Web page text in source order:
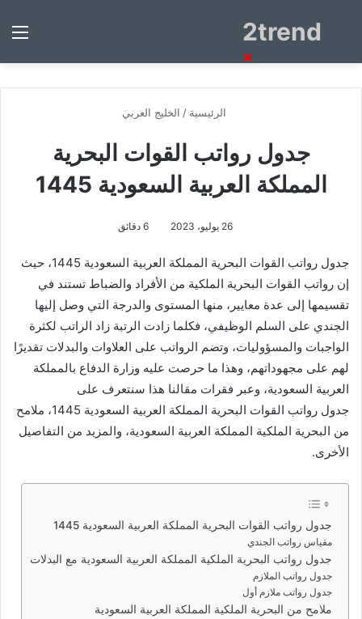
2trendبحث
الرئيسية / الخليج العربي
جدول رواتب القوات البحرية
المملكة العربية السعودية 1445
26 يوليو، 2023 6 دقائق
جدول رواتب القوات البحرية المملكة العربية السعودية 1445، حيث
إن رواتب القوات البحرية الملكية من الأفراد والضباط تستند في
تقسيمها إلى عدة معايير، منها المستوى والدرجة التي وصل إليها
الجندي على السلم الوظيفي، فكلما زادت الرتبة زاد الراتب لكثرة
الواجبات والمسؤوليات، وتضم الرواتب على العلاوات والبدلات تقديرًا
لهم على مجهوداتهم، وهذا ما حرصت عليه وزارة الدفاع بالمملكة
العربية السعودية، وعبر فقرات مقالنا هذا سنتعرف على
جدول رواتب القوات البحرية المملكة العربية السعودية 1445، ملامح
من البحرية الملكية المملكة العربية السعودية، والمزيد من التفاصيل
الأخرى.
جدول رواتب القوات البحرية المملكة العربية السعودية 1445
مقياس رواتب الجندي
جدول رواتب البحرية الملكية المملكة العربية السعودية مع البدلات
جدول رواتب الملازم
جدول رواتب ملازم أول
ملامح من البحرية الملكية المملكة العربية السعودية
×